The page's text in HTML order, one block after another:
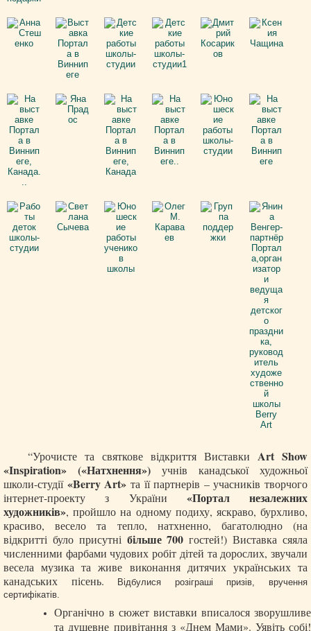
“Урочисте та святкове відкриття Виставки Art Show
«Inspiration» («Натхнення») учнів канадської художньої
школи-студії «Berry Art» та її партнерів – учасників творчого
інтернет-проекту з України «Портал незалежних
художників», пройшло на одному подиху, яскраво, бурхливо,
красиво, весело та тепло, натхненно, багатолюдно (на
відкритті було присутні більше 700 гостей!)Виставка сяяла
численними фарбами чудових робіт дітей та дорослих, звучали
весела музика та живе виконання дитячих українських та
канадських пісень.
Відбулися розіграші призів, вручення
сертифікатів.
Органічно в сюжет виставки вписалося зворушливе
та душевне привітання з «Днем Мами». Уявіть собі!